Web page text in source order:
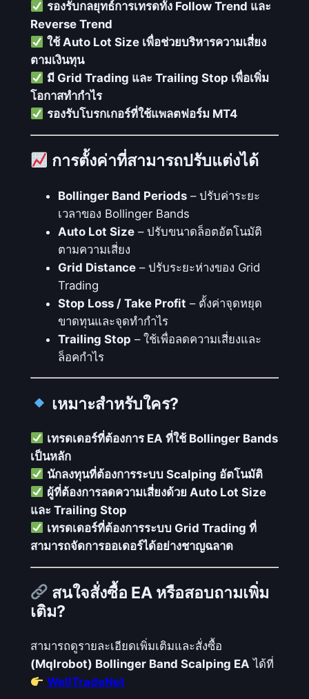
ชิ้
น
รองรับกลยุทธ์การเทรดทั้ง Follow Trend และ
Reverse Trend
ใช้ Auto Lot Size เพื่อช่วยบริหารความเสี่ยง
ตามเงินทุน
มี Grid Trading และ Trailing Stop เพื่อเพิ่ม
โอกาสทำกำไร
รองรับโบรกเกอร์ที่ใช้แพลตฟอร์ม MT4
การตั้งค่าที่สามารถปรับแต่งได้
Bollinger Band Periods– ปรับค่าระยะ
เวลาของ Bollinger Bands
Auto Lot Size– ปรับขนาดล็อตอัตโนมัติ
ตามความเสี่ยง
Grid Distance– ปรับระยะห่างของ Grid
Trading
Stop Loss / Take Profit – ตั้งค่าจุดหยุด
ขาดทุนและจุดทำกำไร
Trailing Stop – ใช้เพื่อลดความเสี่ยงและ
ล็อคกำไร
เหมาะสำหรับใคร?
เทรดเดอร์ที่ต้องการ EA ที่ใช้ Bollinger Bands
เป็นหลัก
นักลงทุนที่ต้องการระบบ Scalping อัตโนมัติ
ผู้ที่ต้องการลดความเสี่ยงด้วย Auto Lot Size
และ Trailing Stop
เทรดเดอร์ที่ต้องการระบบ Grid Trading ที่
สามารถจัดการออเดอร์ได้อย่างชาญฉลาด
สนใจสั่งซื้อ EA หรือสอบถามเพิ่ม
เติม?
สามารถดูรายละเอียดเพิ่มเติมและสั่งซื้อ
(Mqlrobot) Bollinger Band Scalping EA ได้ที่
WellTradeNet